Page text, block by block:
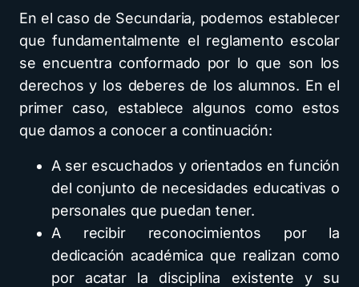
En el caso de Secundaria, podemos establecer
que fundamentalmente el reglamento escolar
se encuentra conformado por lo que son los
derechos y los deberes de los alumnos. En el
primer caso, establece algunos como estos
que damos a conocer a continuación:
A ser escuchados y orientados en función
del conjunto de necesidades educativas o
personales que puedan tener.
A recibir reconocimientos por la
dedicación académica que realizan como
por acatar la disciplina existente y su